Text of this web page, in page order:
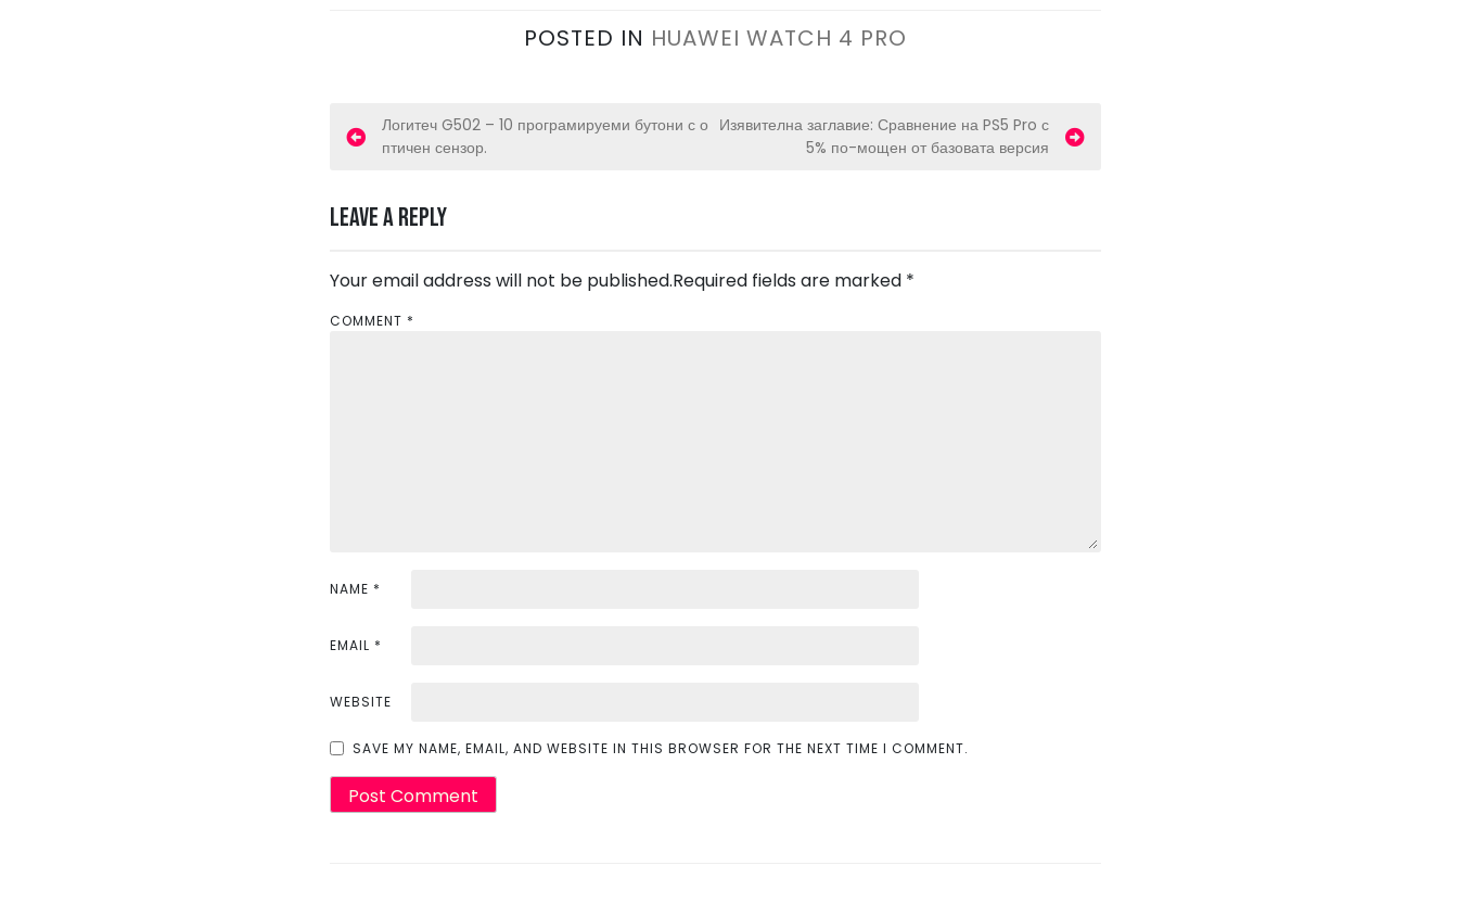
POSTED IN HUAWEI WATCH 4 PRO
P
s
n
a
i
Логитеч G502 – 10 програмируеми бутони с о
птичен сензор.
Изявителна заглавие: Сравнение на PS5 Pro с
5% по-мощен от базовата версия
Leave a Reply
Your email address will not be published.Required fields are marked *
COMMENT *
NAME *
EMAIL *
WEBSITE
SAVE MY NAME, EMAIL, AND WEBSITE IN THIS BROWSER FOR THE NEXT TIME I COMMENT.